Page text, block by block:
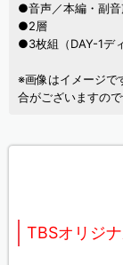
●音声／本編・副
●2層
●3枚組（DAY-1デ
※画像はイメージで
合がございますの
TBSオリジ